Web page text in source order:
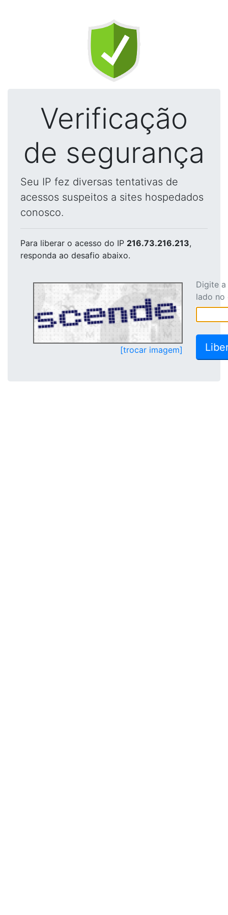
Verificação
de segurança
Seu IP fez diversas tentativas de
acessos suspeitos a sites hospedados
conosco.
Para liberar o acesso do IP 216.73.216.213,
responda ao desafio abaixo.
[trocar imagem]
Digite
lado no